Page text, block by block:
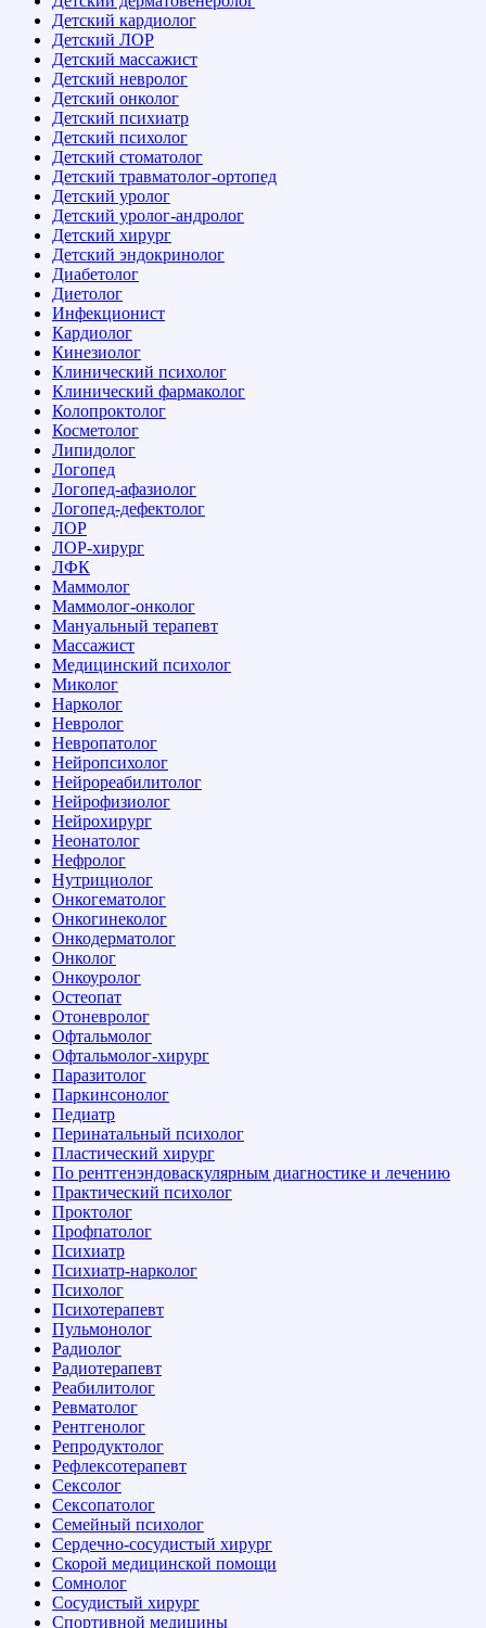
Детский кардиолог
Детский ЛОР
Детский массажист
Детский невролог
Детский онколог
Детский психиатр
Детский психолог
Детский стоматолог
Детский травматолог-ортопед
Детский уролог
Детский уролог-андролог
Детский хирург
Детский эндокринолог
Диабетолог
Диетолог
Инфекционист
Кардиолог
Кинезиолог
Клинический психолог
Клинический фармаколог
Колопроктолог
Косметолог
Липидолог
Логопед
Логопед-афазиолог
Логопед-дефектолог
ЛОР
ЛОР-хирург
ЛФК
Маммолог
Маммолог-онколог
Мануальный терапевт
Массажист
Медицинский психолог
Миколог
Нарколог
Невролог
Невропатолог
Нейропсихолог
Нейрореабилитолог
Нейрофизиолог
Нейрохирург
Неонатолог
Нефролог
Нутрициолог
Онкогематолог
Онкогинеколог
Онкодерматолог
Онколог
Онкоуролог
Остеопат
Отоневролог
Офтальмолог
Офтальмолог-хирург
Паразитолог
Паркинсонолог
Педиатр
Перинатальный психолог
Пластический хирург
По рентгенэндоваскулярным диагностике и лечению
Практический психолог
Проктолог
Профпатолог
Психиатр
Психиатр-нарколог
Психолог
Психотерапевт
Пульмонолог
Радиолог
Радиотерапевт
Реабилитолог
Ревматолог
Рентгенолог
Репродуктолог
Рефлексотерапевт
Сексолог
Сексопатолог
Семейный психолог
Сердечно-сосудистый хирург
Скорой медицинской помощи
Сомнолог
Сосудистый хирург
Спортивной медицины